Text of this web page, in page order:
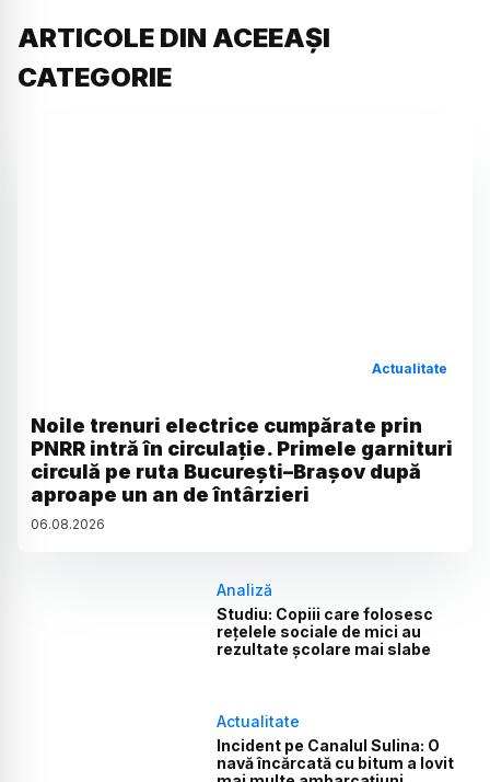
ARTICOLE DIN ACEEAȘI
CATEGORIE
Actualitate
Noile trenuri electrice cumpărate prin
PNRR intră în circulație. Primele garnituri
circulă pe ruta București–Brașov după
aproape un an de întârzieri
06.08.2026
Analiză
Studiu: Copiii care folosesc
rețelele sociale de mici au
rezultate școlare mai slabe
Actualitate
Incident pe Canalul Sulina: O
navă încărcată cu bitum a lovit